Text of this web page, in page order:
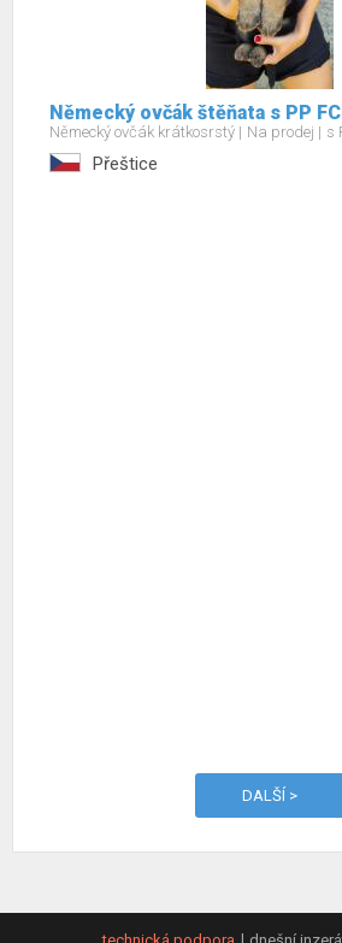
Německý ovčák štěňata s PP
Německý ovčák krátkosrstý Na prodej s
Přeštice
DALŠÍ >